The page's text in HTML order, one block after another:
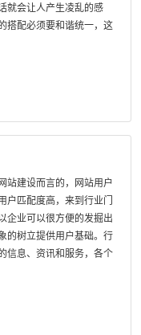
就会让人产生凌乱的感
搭配必须要和谐统一，这
站建设而言的，网站用户
匹配度高，来到行业门
企业可以很方便的发掘出
的树立提供用户基础。行
信息、资讯和服务，各个